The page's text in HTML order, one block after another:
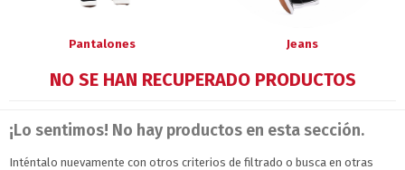
Pantalones Jeans
NO SE HAN RECUPERADO PRODUCTOS
¡Lo sentimos! No hay productos en esta sección.
Inténtalo nuevamente con otros criterios de filtrado o busca en otras